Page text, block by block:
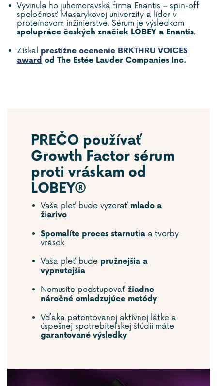
Vyvinula ho juhomoravská firma Enantis – spin-off
spoločnosť Masarykovej univerzity a líder v
proteínovom inžinierstve. Sérum je výsledkom
spolupráce českých značiek LOBEY a Enantis.
Získal prestížne ocenenie BRKTHRU VOICES
award od The Estée Lauder Companies Inc.
PREČO používať
Growth Factor sérum
proti vráskam od
LOBEY®
Vaša pleť bude vyzerať mlado a
žiarivo
Spomalíte proces starnutia a tvorby
vrások
Vaša pleť bude pružnejšia a
vypnutejšia
Nemusíte podstupovať žiadne
náročné omladzujúce metódy
Vďaka patentovanej aktívnej látke a
úspešnej spotrebiteľskej štúdii máte
garantované výsledky